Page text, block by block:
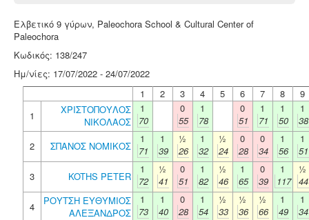
Ελβετικό 9 γύρων, Paleochora School & Cultural Center of
Paleochora
Κωδικός: 138/247
Ημ/νίες: 17/07/2022 - 24/07/2022
1
2 3 4 5 6 7 8
9
1
ΧΡΙΣΤΟΠΟΥΛΟΣ
ΝΙΚΟΛΑΟΣ
1
70
0
55
1
78
0
51
1
71
1
50
1
38
2
ΣΠΑΝΟΣ ΝΟΜΙΚΟΣ
1
71
1
39
½
26
1
32
½
24
0
28
0
34
1
56
1
51
3
KOTHS PETER
1
72
½
41
0
51
1
82
½
46
1
65
0
39
1
117
½
44
4
ΡΟΥΤΣΗ ΕΥΘΥΜΙΟΣ
ΑΛΕΞΑΝΔΡΟΣ
1
73
1
40
0
28
1
54
½
33
½
36
½
66
1
49
1
34